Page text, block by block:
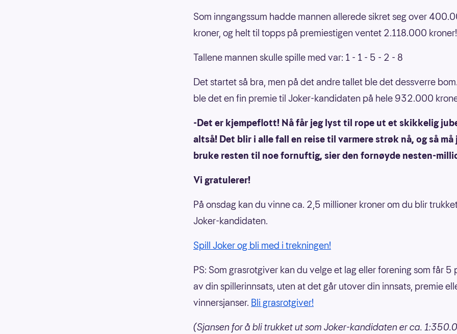
Som inngangssum hadde mannen allerede sikret seg over
kroner, og helt til topps på premiestigen ventet 2.118.000 kroner!
Tallene mannen skulle spille med var: 1 - 1 - 5 - 2 - 8
Det startet så bra, men på det andre tallet ble det dessverre
ble det en fin premie til Joker-kandidaten på hele 932.000
-Det er kjempeflott! Nå får jeg lyst til rope ut et skikkelig
altså! Det blir i alle fall en reise til varmere strøk nå, og så må
bruke resten til noe fornuftig, sier den fornøyde nesten-
Vi gratulerer!
På onsdag kan du vinne ca. 2,5 millioner kroner om du blir
Joker-kandidaten.
Spill Joker og bli med i trekningen!
PS: Som grasrotgiver kan du velge et lag eller forening som får 5
av din spillerinnsats, uten at det går utover din innsats, premie
vinnersjanser. Bli grasrotgiver!
(Sjansen for å bli trukket ut som Joker-kandidaten er ca.